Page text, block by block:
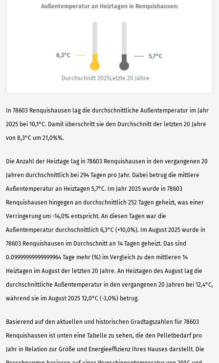
In 78603 Renquishausen lag die durchschnittliche Außentemperatur im Jahr
2025 bei 10,1°C. Damit überschritt sie den Durchschnitt der letzten 20 Jahre
von 8,3°C um 21,0%%.
Die Anzahl der Heiztage lag in 78603 Renquishausen in den vergangenen 20
Jahren durchschnittlich bei 294 Tagen pro Jahr. Dabei betrug die mittlere
Außentemperatur an Heiztagen 5,7°C. Im Jahr 2025 wurde in 78603
Renquishausen hingegen an durchschnittlich 252 Tagen geheizt, was einer
Verringerung um -14,0% entspricht. An diesen Tagen war die
Außentemperatur durchschnittlich 6,3°C (+10,0%). Im August 2025 wurde in
78603 Renquishausen im Durchschnitt an 14 Tagen geheizt. Das sind
0.09999999999999964 Tage mehr (%) im Vergleich zu den mittleren 14
Heiztagen im August der letzten 20 Jahre. An Heiztagen des August lag die
durchschnittliche Außentemperatur in den vergangenen 20 Jahren bei 12,4°C,
während sie im August 2025 12,0°C (-3,0%) betrug.
Basierend auf den aktuellen und historischen Gradtagszahlen für 78603
Renquishausen ist unten eine Tabelle zu sehen, die den Pelletbedarf pro
Jahr in Relation zur Größe und Energieeffizienz Ihres Hauses darstellt. Die
Außentemperatur an Heiztagen in Renquishausen:
6,3°C 5,7°C
Durchschnitt 2025Letzte 20 Jahre